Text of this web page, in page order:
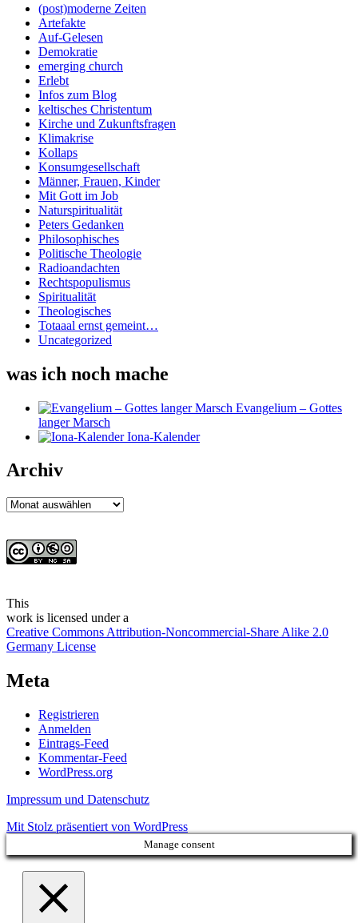
(post)moderne Zeiten
Artefakte
Auf-Gelesen
Demokratie
emerging church
Erlebt
Infos zum Blog
keltisches Christentum
Kirche und Zukunftsfragen
Klimakrise
Kollaps
Konsumgesellschaft
Männer, Frauen, Kinder
Mit Gott im Job
Naturspiritualität
Peters Gedanken
Philosophisches
Politische Theologie
Radioandachten
Rechtspopulismus
Spiritualität
Theologisches
Totaaal ernst gemeint…
Uncategorized
was ich noch mache
Evangelium – Gottes
langer Marsch
Iona-Kalender
Archiv
Archiv
This
work is licensed under a
Creative Commons Attribution-Noncommercial-Share Alike 2.0
Germany License
Meta
Registrieren
Anmelden
Eintrags-Feed
Kommentar-Feed
WordPress.org
Impressum und Datenschutz
Mit Stolz präsentiert von WordPress
Manage consent